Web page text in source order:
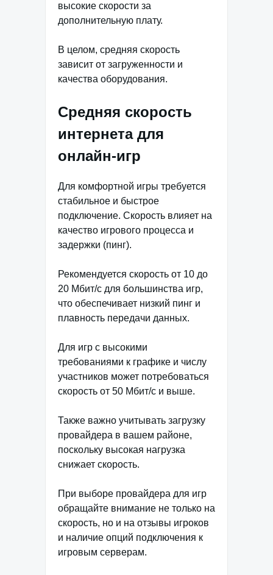
высокие скорости за
дополнительную плату.
В целом, средняя скорость
зависит от загруженности и
качества оборудования.
Средняя скорость
интернета для
онлайн-игр
Для комфортной игры требуется
стабильное и быстрое
подключение. Скорость влияет на
качество игрового процесса и
задержки (пинг).
Рекомендуется скорость от 10 до
20 Мбит/с для большинства игр,
что обеспечивает низкий пинг и
плавность передачи данных.
Для игр с высокими
требованиями к графике и числу
участников может потребоваться
скорость от 50 Мбит/с и выше.
Также важно учитывать загрузку
провайдера в вашем районе,
поскольку высокая нагрузка
снижает скорость.
При выборе провайдера для игр
обращайте внимание не только на
скорость, но и на отзывы игроков
и наличие опций подключения к
игровым серверам.